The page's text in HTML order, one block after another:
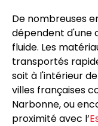
De nombreuses
dépendent d'une
fluide. Les
transportés
soit à l'intérieur
villes françaises
Narbonne, ou
proximité avec l’